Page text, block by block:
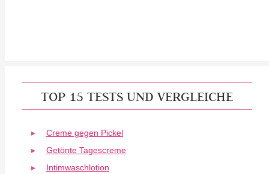
TOP 15 TESTS UND VERGLEICHE
Creme gegen Pickel
Getönte Tagescreme
Intimwaschlotion